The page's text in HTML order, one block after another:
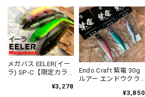
メガバス EELER(イー
ラ) SP-C【限定カラ
トクローラーベイト
¥3,278
Endo Craft 紫電 30g
ルアー エンドウクラ
¥3,850